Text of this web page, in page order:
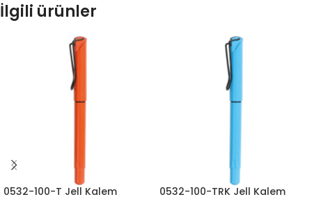
İlgili ürünler
0532-100-T Jell Kalem 0532-100-TRK Jell Kalem